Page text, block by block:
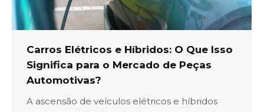
Carros Elétricos e Híbridos: O Que Isso
Significa para o Mercado de Peças
Automotivas?
A ascensão de veículos elétricos e híbridos